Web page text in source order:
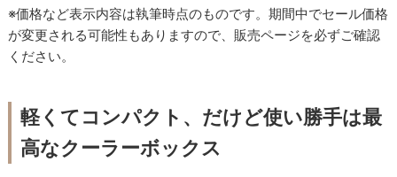
※価格など表示内容は執筆時点のものです。期間中でセール価格
が変更される可能性もありますので、販売ページを必ずご確認
ください。
軽くてコンパクト、だけど使い勝手は最
高なクーラーボックス